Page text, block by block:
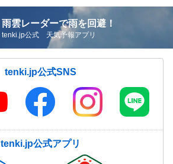
雨雲レーダーで雨を回避！
tenki.jp公式 天気予報アプリ
tenki.jp公式SNS
tenki.jp公式アプリ